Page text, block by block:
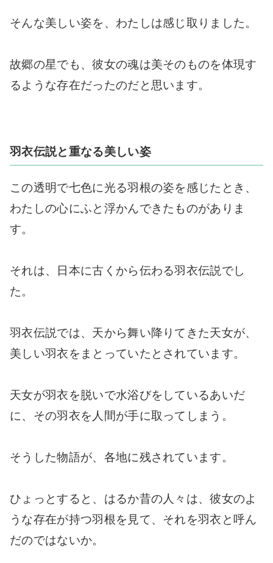
そんな美しい姿を、わたしは感じ取りました。
故郷の星でも、彼女の魂は美そのものを体現す
るような存在だったのだと思います。
羽衣伝説と重なる美しい姿
この透明で七色に光る羽根の姿を感じたとき、
わたしの心にふと浮かんできたものがありま
す。
それは、日本に古くから伝わる羽衣伝説でし
た。
羽衣伝説では、天から舞い降りてきた天女が、
美しい羽衣をまとっていたとされています。
天女が羽衣を脱いで水浴びをしているあいだ
に、その羽衣を人間が手に取ってしまう。
そうした物語が、各地に残されています。
ひょっとすると、はるか昔の人々は、彼女のよ
うな存在が持つ羽根を見て、それを羽衣と呼ん
だのではないか。